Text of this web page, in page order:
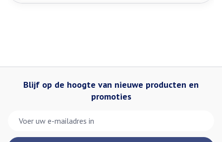
Blijf op de hoogte van nieuwe producten en
promoties